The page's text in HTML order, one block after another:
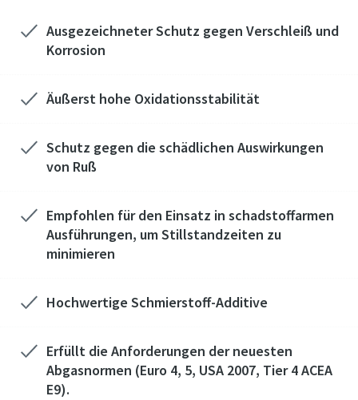
Ausgezeichneter Schutz gegen Verschleiß und
Korrosion
Äußerst hohe Oxidationsstabilität
Schutz gegen die schädlichen Auswirkungen
von Ruß
Empfohlen für den Einsatz in schadstoffarmen
Ausführungen, um Stillstandzeiten zu
minimieren
Hochwertige Schmierstoff-Additive
Erfüllt die Anforderungen der neuesten
Abgasnormen (Euro 4, 5, USA 2007, Tier 4 ACEA
E9).